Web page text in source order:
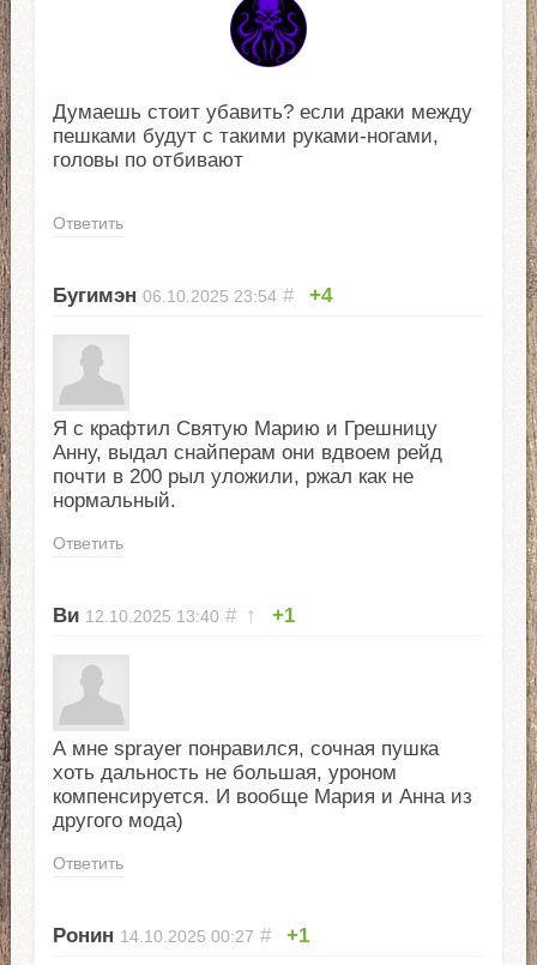
Думаешь стоит убавить? если драки между
пешками будут с такими руками-ногами,
головы по отбивают
Ответить
Бугимэн 06.10.2025 23:54 # +4
Я с крафтил Святую Марию и Грешницу
Анну, выдал снайперам они вдвоем рейд
почти в 200 рыл уложили, ржал как не
нормальный.
Ответить
Ви 12.10.2025 13:40 # ↑ +1
А мне sprayer понравился, сочная пушка
хоть дальность не большая, уроном
компенсируется. И вообще Мария и Анна из
другого мода)
Ответить
Ронин 14.10.2025 00:27 # +1